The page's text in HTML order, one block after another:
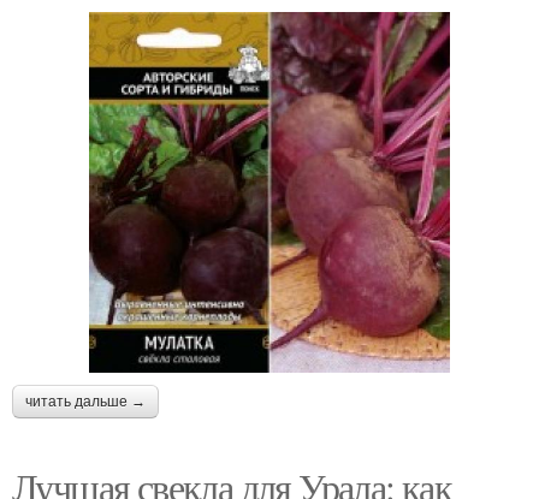
читать дальше →
Лучшая свекла для Урала: как